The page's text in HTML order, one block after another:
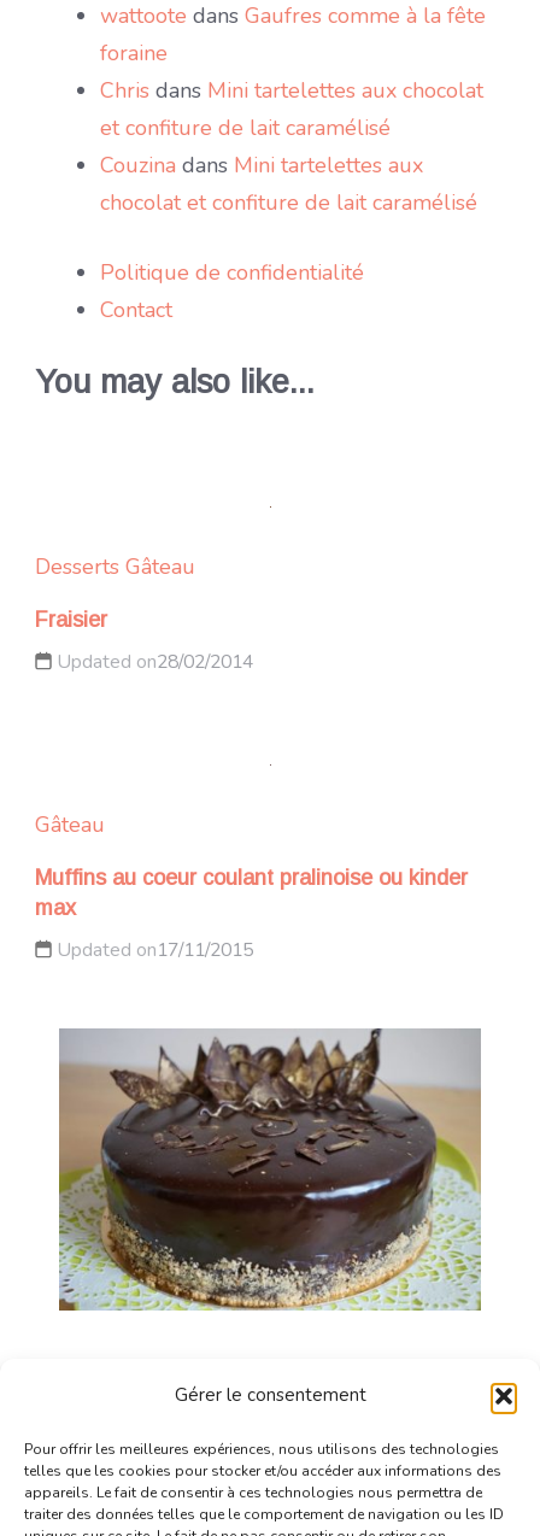
Gérer le consentement
Pour offrir les meilleures expériences, nous utilisons des technologies
telles que les cookies pour stocker et/ou accéder aux informations des
appareils. Le fait de consentir à ces technologies nous permettra de
traiter des données telles que le comportement de navigation ou les ID
wattoote dans Gaufres comme à la fête
foraine
Chris dans Mini tartelettes aux chocolat
et confiture de lait caramélisé
Couzina dans Mini tartelettes aux
chocolat et confiture de lait caramélisé
Politique de confidentialité
Contact
You may also like...
Desserts Gâteau
Fraisier
Updated on28/02/2014
Gâteau
Muffins au coeur coulant pralinoise ou kinder
max
Updated on17/11/2015
Updated on19/05/2017